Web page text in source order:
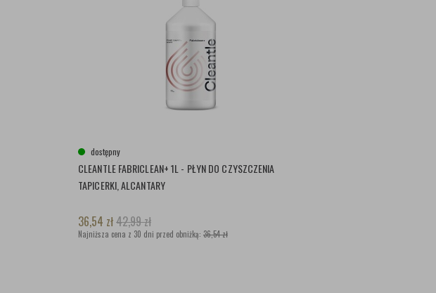
dostępny
CLEANTLE FABRICLEAN+ 1L - PŁYN DO CZYSZCZENIA
TAPICERKI, ALCANTARY
36,54 zł42,99zł
Najniższa cena z 30 dni przed obniżką: 36,54 zł